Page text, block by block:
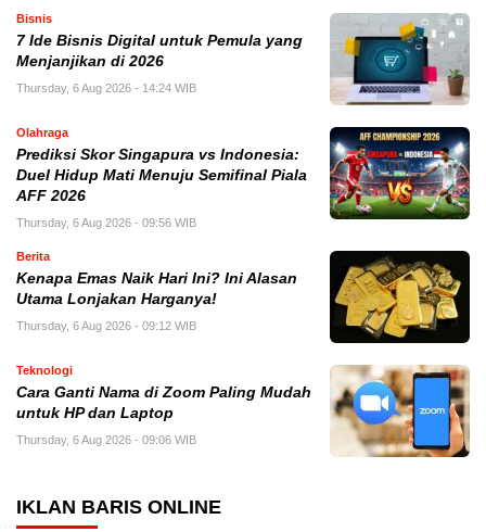
Bisnis
7 Ide Bisnis Digital untuk Pemula yang
Menjanjikan di 2026
Thursday, 6 Aug 2026 - 14:24 WIB
Olahraga
Prediksi Skor Singapura vs Indonesia:
Duel Hidup Mati Menuju Semifinal Piala
AFF 2026
Thursday, 6 Aug 2026 - 09:56 WIB
Berita
Kenapa Emas Naik Hari Ini? Ini Alasan
Utama Lonjakan Harganya!
Thursday, 6 Aug 2026 - 09:12 WIB
Teknologi
Cara Ganti Nama di Zoom Paling Mudah
untuk HP dan Laptop
Thursday, 6 Aug 2026 - 09:06 WIB
IKLAN BARIS ONLINE